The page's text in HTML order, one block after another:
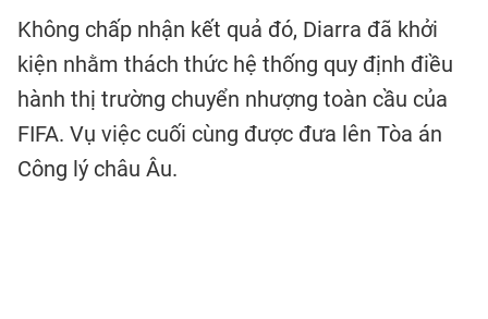
Không chấp nhận kết quả đó, Diarra đã khởi
kiện nhằm thách thức hệ thống quy định điều
hành thị trường chuyển nhượng toàn cầu của
FIFA. Vụ việc cuối cùng được đưa lên Tòa án
Công lý châu Âu.